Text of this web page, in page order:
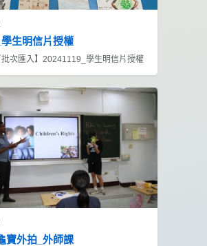
生明信片授權
批次匯入】20241119_學生明信片授權
寶外拍_外師課